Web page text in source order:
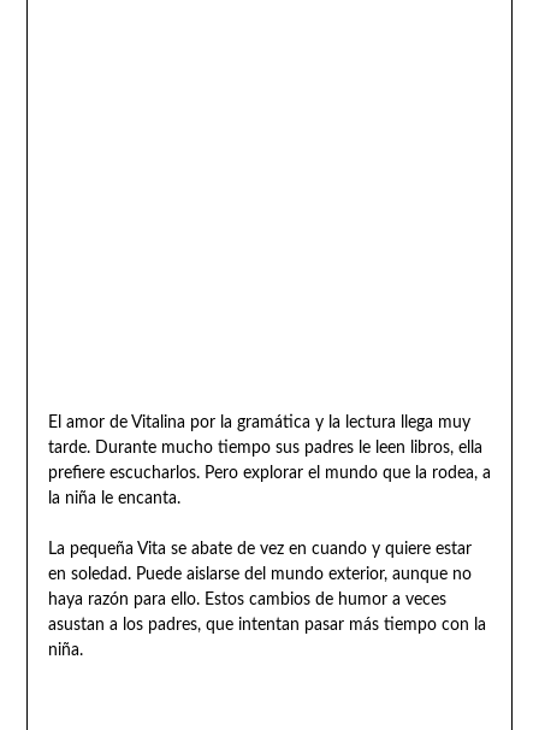
El amor de Vitalina por la gramática y la lectura llega muy
tarde. Durante mucho tiempo sus padres le leen libros, ella
prefiere escucharlos. Pero explorar el mundo que la rodea, a
la niña le encanta.
La pequeña Vita se abate de vez en cuando y quiere estar
en soledad. Puede aislarse del mundo exterior, aunque no
haya razón para ello. Estos cambios de humor a veces
asustan a los padres, que intentan pasar más tiempo con la
niña.